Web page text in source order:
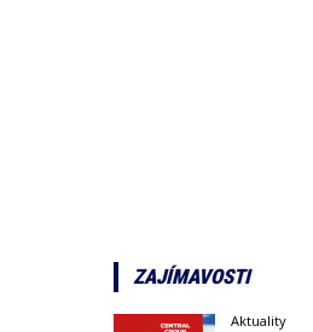
ZAJÍMAVOSTI
Aktuality